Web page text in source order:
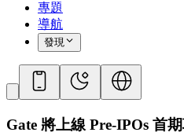
專題
導航
發現
Gate 將上線 Pre-IPOs 首期